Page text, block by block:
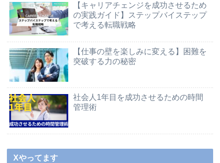
【キャリアチェンジを成功させるため
の実践ガイド】ステップバイステップ
で考える転職戦略
【仕事の壁を楽しみに変える】困難を
突破する力の秘密
社会人1年目を成功させるための時間
管理術
Xやってます